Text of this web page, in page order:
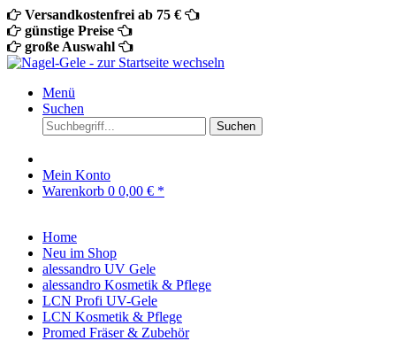
Versandkostenfrei ab 75 €
günstige Preise
große Auswahl
Menü
Suchen
Suchen
Mein Konto
Warenkorb 0 0,00 € *
Home
Neu im Shop
alessandro UV Gele
alessandro Kosmetik & Pflege
LCN Profi UV-Gele
LCN Kosmetik & Pflege
Promed Fräser & Zubehör